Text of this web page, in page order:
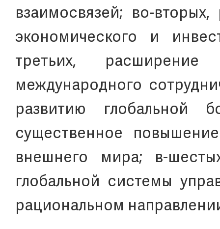
взаимосвязей; во-
экономического и
третьих,
международного
развитию глобальной
существенное
внешнего мира; в-
глобальной системы
рациональном